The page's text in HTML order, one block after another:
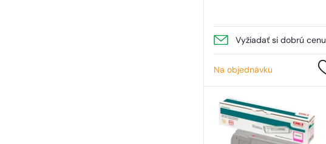
Vyžiadať si dobrú cenu
Na objednávku